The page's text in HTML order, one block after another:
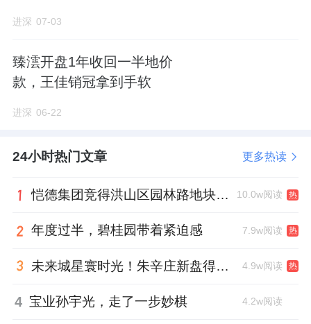
50米折返跑道、护膝跳绳区域等，达尔文营地
兼顾幼童和大孩子的探索欲。
臻澐建筑设计师、GAD集团高级合伙人蒋愈认
为，所谓“经典”的作品，应该是第一个感觉、
刚刚好的。
从远观到近观、从立面到线条、从色彩到工
设计语境，不与外界相割裂，又与内部相协
调，将“东意西境”的内在体悟转译为建筑的经
进深 07-03
臻澐开盘1年收回一半地价
款，王佳销冠拿到手软
进深 06-22
24小时热门文章 更多热读
恺德集团竞得洪山区园林路地块，引入贝好家C2M产品定位及营销服务 10.0w阅读 热
年度过半，碧桂园带着紧迫感 7.9w阅读 热
未来城星寰时光！朱辛庄新盘得房率创新高 4.9w阅读 热
4 宝业孙宇光，走了一步妙棋 4.2w阅读